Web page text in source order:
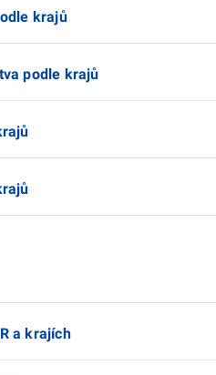
krajů
podle krajů
a krajích